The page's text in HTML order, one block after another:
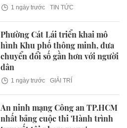
1 ngày trước TIN TỨC
Phường Cát Lái triển khai mô
hình Khu phố thông minh, đưa
chuyển đổi số gần hơn với người
dân
1 ngày trước GIẢI TRÍ
An ninh mạng Công an TP.HCM
nhất bảng cuộc thi 'Hành trình